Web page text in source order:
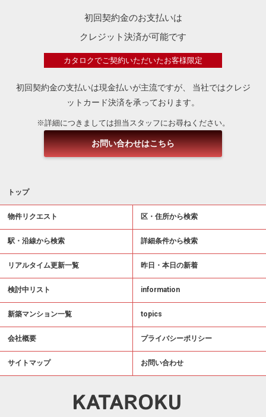
初回契約金のお支払いは
クレジット決済が可能です
カタロクでご契約いただいたお客様限定
初回契約金の支払いは現金払いが主流ですが、
当社ではクレジ
ットカード決済を承っております。
※詳細につきましては担当スタッフにお尋ねください。
お問い合わせはこちら
トップ
物件リクエスト 区・住所から検索
駅・沿線から検索 詳細条件から検索
リアルタイム更新一覧 昨日・本日の新着
検討中リスト information
新築マンション一覧 topics
会社概要 プライバシーポリシー
サイトマップ お問い合わせ